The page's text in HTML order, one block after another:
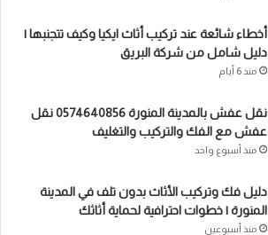
أخطاء شائعة عند تركيب أثاث ايكيا وكيف تتجنبها |
دليل شامل من شركة البريق
منذ 6 أيام
نقل عفش بالمدينة المنورة 0574640856 نقل
عفش مع الفك والتركيب والتغليف
منذ أسبوع واحد
دليل فك وتركيب الأثاث بدون تلف في المدينة
المنورة | خطوات احترافية لحماية أثاثك
منذ أسبوعين